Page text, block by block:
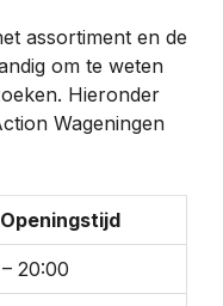
assortiment en de
om te weten
Hieronder
Wageningen
Openingstijd
20:00